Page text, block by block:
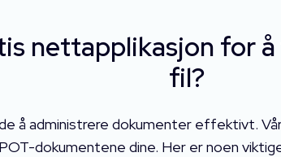
nettapplikasjon for
fil?
å administrere dokumenter effektivt.
dokumentene dine. Her er noen